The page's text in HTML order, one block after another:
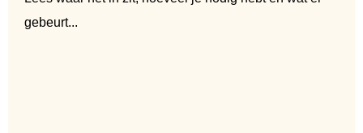
gebeurt...